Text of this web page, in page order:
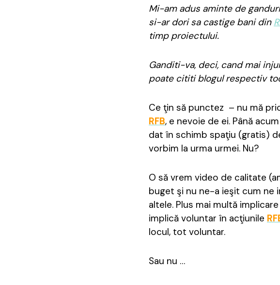
Mi-am adus aminte de
si-ar dori sa castige bani din
timp proiectului.
Ganditi-va, deci, cand mai
poate cititi blogul respectiv
Ce ţin să punctez – nu mă
RFB, e nevoie de ei. Până
dat în schimb spaţiu (gratis)
vorbim la urma urmei. Nu?
O să vrem video de calitate
buget şi nu ne-a ieşit cum ne
altele. Plus mai multă
implică voluntar în acţiunile
locul, tot voluntar.
Sau nu …